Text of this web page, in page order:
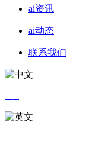
ai资讯
ai动态
联系我们